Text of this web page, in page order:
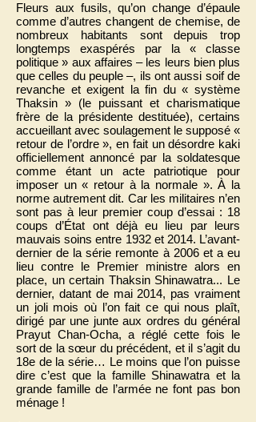
Fleurs aux fusils, qu’on change d’épaule
comme d’autres changent de chemise, de
nombreux habitants sont depuis trop
longtemps exaspérés par la « classe
politique » aux affaires – les leurs bien plus
que celles du peuple –, ils ont aussi soif de
revanche et exigent la fin du « système
Thaksin » (le puissant et charismatique
frère de la présidente destituée), certains
accueillant avec soulagement le supposé «
retour de l’ordre », en fait un désordre kaki
officiellement annoncé par la soldatesque
comme étant un acte patriotique pour
imposer un « retour à la normale ». À la
norme autrement dit. Car les militaires n’en
sont pas à leur premier coup d’essai : 18
coups d’État ont déjà eu lieu par leurs
mauvais soins entre 1932 et 2014. L’avant-
dernier de la série remonte à 2006 et a eu
lieu contre le Premier ministre alors en
place, un certain Thaksin Shinawatra... Le
dernier, datant de mai 2014, pas vraiment
un joli mois où l’on fait ce qui nous plaît,
dirigé par une junte aux ordres du général
Prayut Chan-Ocha, a réglé cette fois le
sort de la sœur du précédent, et il s’agit du
18e de la série… Le moins que l’on puisse
dire c’est que la famille Shinawatra et la
grande famille de l’armée ne font pas bon
ménage !